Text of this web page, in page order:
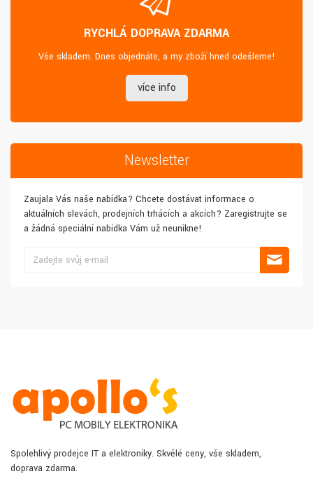
RYCHLÁ DOPRAVA ZDARMA
Vše skladem. Dnes objednáte, a my zboží hned odešleme!
více info
Newsletter
Zaujala Vás naše nabídka? Chcete dostávat informace o
aktuálních slevách, prodejních trhácích a akcích? Zaregistrujte se
a žádná speciální nabídka Vám už neunikne!
Spolehlivý prodejce IT a elektroniky. Skvělé ceny, vše skladem,
doprava zdarma.